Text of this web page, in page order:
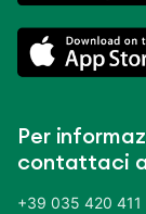
Per
contattaci
+39 035 420 411